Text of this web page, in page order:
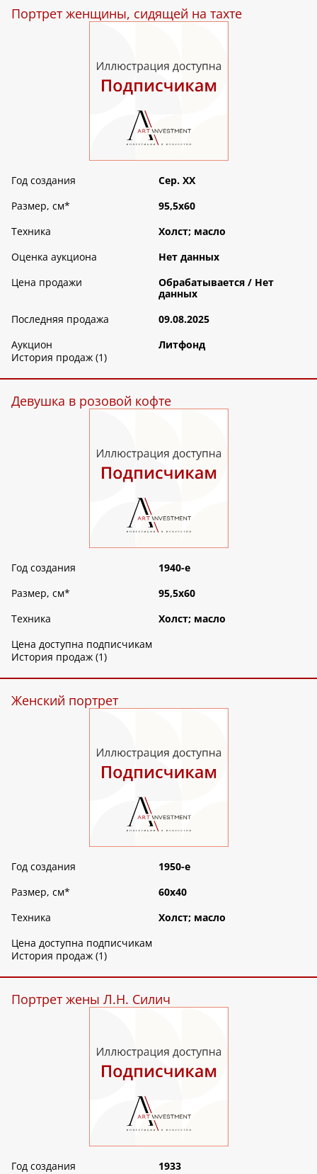
Портрет женщины, сидящей на тахте
Год создания
Сер. ХХ
Размер, см*
95,5х60
Техника
Холст; масло
Оценка аукциона
Нет данных
Цена продажи
Обрабатываетcя / Нет
данных
Последняя продажа
09.08.2025
Аукцион
Литфонд
История продаж (1)
Девушка в розовой кофте
Год создания
1940-е
Размер, см*
95,5х60
Техника
Холст; масло
Цена доступна подписчикам
История продаж (1)
Женский портрет
Год создания
1950-е
Размер, см*
60х40
Техника
Холст; масло
Цена доступна подписчикам
История продаж (1)
Портрет жены Л.Н. Силич
Год создания
1933